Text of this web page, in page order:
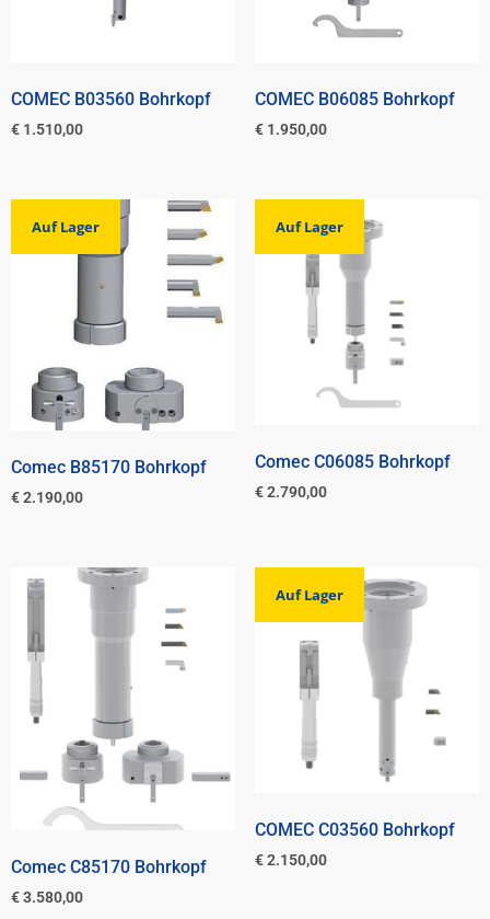
COMEC B03560 Bohrkopf
€ 1.510,00
COMEC B06085 Bohrkopf
€1.950,00
Auf Lager
Comec B85170 Bohrkopf
€2.190,00
Auf Lager
Comec C06085 Bohrkopf
€2.790,00
Comec C85170 Bohrkopf
€3.580,00
Auf Lager
COMEC C03560 Bohrkopf
€2.150,00